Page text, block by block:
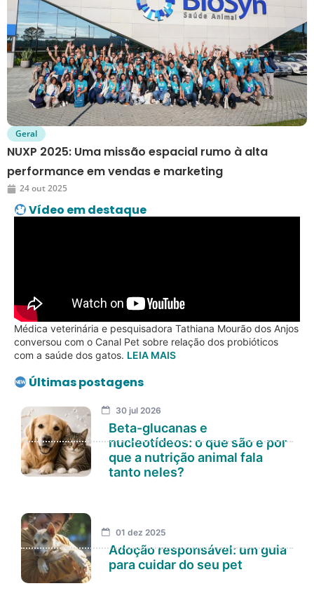
Geral
NUXP 2025: Uma missão espacial rumo à alta
performance em vendas e marketing
24 out 2025
Vídeo em destaque
Médica veterinária e pesquisadora Tathiana Mourão dos Anjos
conversou com o Canal Pet sobre relação dos probióticos
com a saúde dos gatos. LEIA MAIS
Últimas postagens
30 jul 2026
Beta-glucanas e
nucleotídeos: o que são e por
que a nutrição animal fala
tanto neles?
01 dez 2025
Adoção responsável: um guia
para cuidar do seu pet